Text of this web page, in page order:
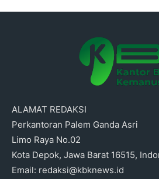
ALAMAT REDAKSI
Perkantoran Palem Ganda Asri
Limo Raya No.02
Kota Depok, Jawa Barat 16515,
Email: redaksi@kbknews.id